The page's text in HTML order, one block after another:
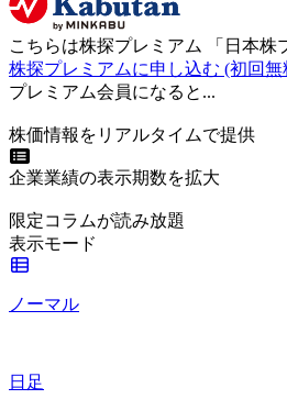
こちらは株探プレミアム 「 日本株
株探プレミアムに申し込む (初回無
プレミアム会員になると...
株価情報をリアルタイムで提供
企業業績の表示期数を拡大
限定コラムが読み放題
表示モード
ノーマル
日足